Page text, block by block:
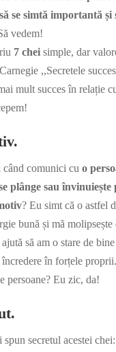
se simtă importantă și
vedem!
7 chei simple, dar
,,Secretele
mult succes în relație
comunici cu o
plânge sau învinuiește
? Eu simt că o astfel
bună și mă molipsește
să am o stare de
încredere în forțele
persoane? Eu zic, da!
secretul acestei chei: